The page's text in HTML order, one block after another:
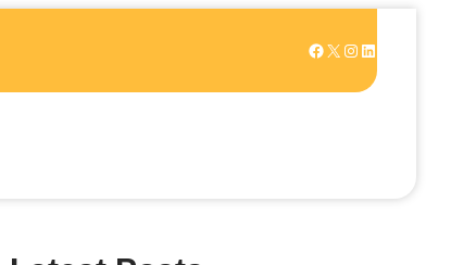
Facebook X Instagram LinkedIn